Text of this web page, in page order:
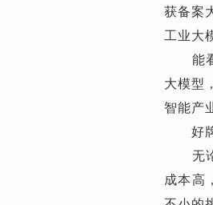
获备案
工业大
能看
大模型
智能产
好牌
无论
成本高